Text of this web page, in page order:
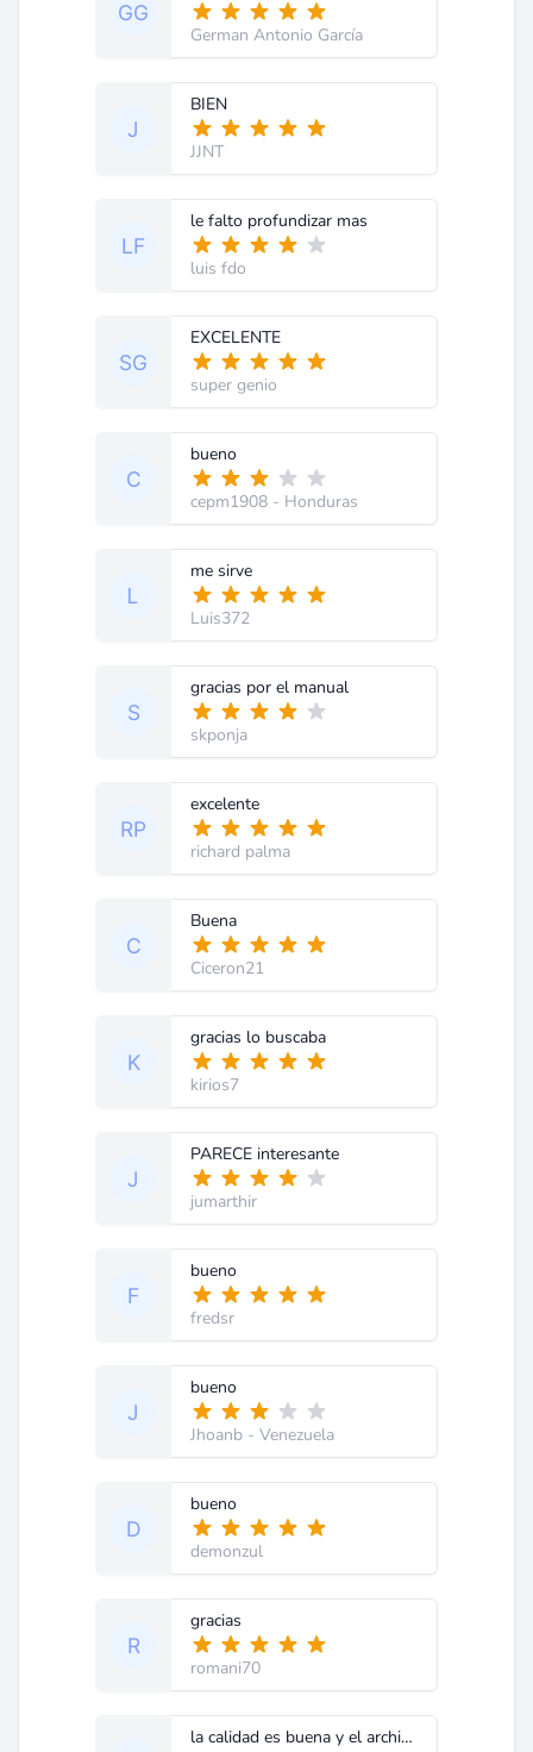
German Antonio García
BIEN
JJNT
le falto profundizar mas
luis fdo
EXCELENTE
super genio
bueno
cepm1908 - Honduras
me sirve
Luis372
gracias por el manual
skponja
excelente
richard palma
Buena
Ciceron21
gracias lo buscaba
kirios7
PARECE interesante
jumarthir
bueno
fredsr
bueno
Jhoanb - Venezuela
bueno
demonzul
gracias
romani70
la calidad es buena y el archivo